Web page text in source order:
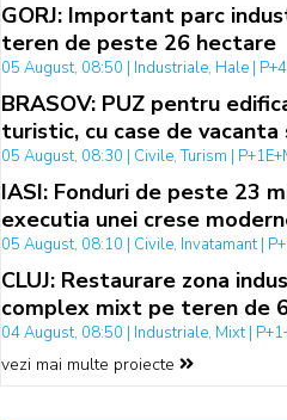
GORJ: Important parc
teren de peste 26 hectare
05 August, 08:50 | Industriale, Hale |
BRASOV: PUZ pentru
turistic, cu case de vacanta
05 August, 08:30 | Civile, Turism |
IASI: Fonduri de peste 23
executia unei crese
05 August, 08:10 | Civile, Invatamant |
CLUJ: Restaurare zona
complex mixt pe teren de
04 August, 08:50 | Industriale, Mixt |
vezi mai multe proiecte